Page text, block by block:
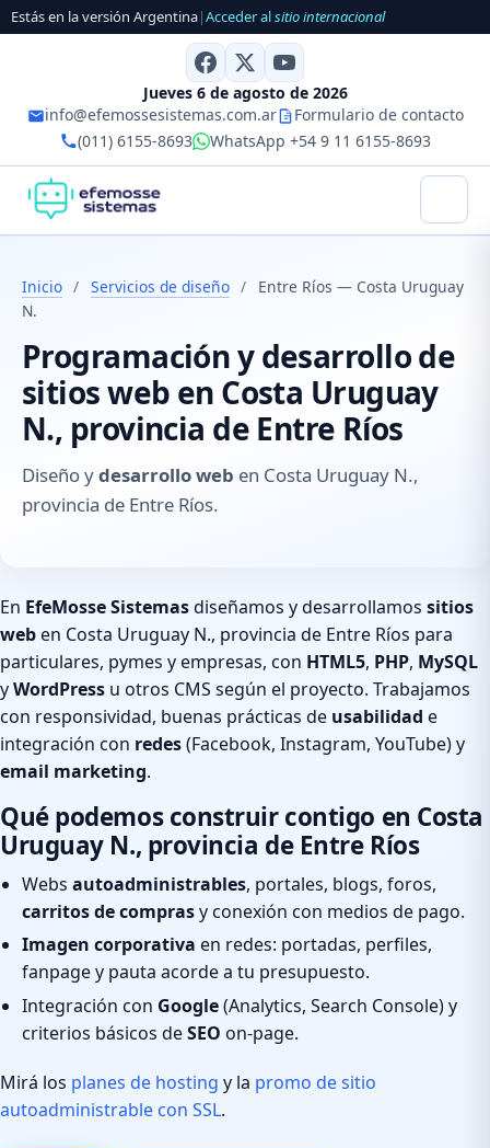
Estás en la versión Argentina|Acceder alsitio internacional
Jueves 6 de agosto de 2026
info@efemossesistemas.com.ar
Formulario de contacto
(011) 6155-8693
WhatsApp +54 9 11 6155-8693
Inicio / Servicios de diseño /
Entre Ríos — Costa Uruguay
N.
Programación y desarrollo de
sitios web en Costa Uruguay
N., provincia de Entre Ríos
Diseño ydesarrollo web en Costa Uruguay N.,
provincia de Entre Ríos.
En EfeMosse Sistemasdiseñamos y desarrollamos sitios
weben Costa Uruguay N., provincia de Entre Ríos para
particulares, pymes y empresas, con HTML5, PHP, MySQL
yWordPress u otros CMS según el proyecto. Trabajamos
con responsividad, buenas prácticas de usabilidad e
integración con redes(Facebook, Instagram, YouTube) y
email marketing.
Qué podemos construir contigo en Costa
Uruguay N., provincia de Entre Ríos
Webs autoadministrables, portales, blogs, foros,
carritos de comprasy conexión con medios de pago.
Imagen corporativa en redes: portadas, perfiles,
fanpage y pauta acorde a tu presupuesto.
Integración con Google(Analytics, Search Console) y
criterios básicos deSEO on-page.
Mirá los planes de hosting y la promo de sitio
autoadministrable con SSL.